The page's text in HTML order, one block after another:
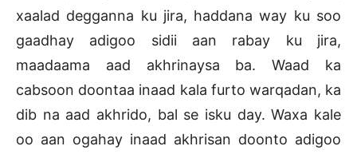
xaalad degganna ku jira, haddana way ku soo
gaadhay adigoo sidii aan rabay ku jira,
maadaama aad akhrinaysa ba. Waad ka
cabsoon doontaa inaad kala furto warqadan, ka
dib na aad akhrido, bal se isku day. Waxa kale
oo aan ogahay inaad akhrisan doonto adigoo